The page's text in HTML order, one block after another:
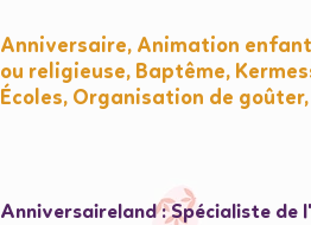
Anniversaire, Animation
ou religieuse, Baptême,
Écoles, Organisation de
Anniversaireland : Spécialiste